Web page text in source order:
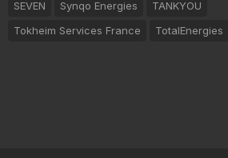
SEVEN
Synqo Energies
TANKYOU
Tokheim Services France
TotalEnergies